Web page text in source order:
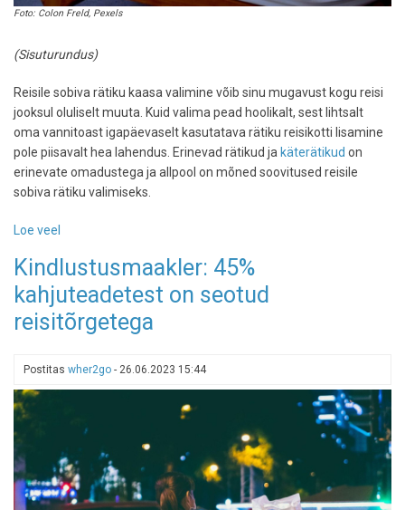
Foto: Colon Freld, Pexels
(Sisuturundus)
Reisile sobiva rätiku kaasa valimine võib sinu mugavust kogu reisi
jooksul oluliselt muuta. Kuid valima pead hoolikalt, sest lihtsalt
oma vannitoast igapäevaselt kasutatava rätiku reisikotti lisamine
pole piisavalt hea lahendus. Erinevad rätikud ja käterätikud on
erinevate omadustega ja allpool on mõned soovitused reisile
sobiva rätiku valimiseks.
Loe veel
valida
reisile
kaasa
õige
Kindlustusmaakler: 45%
kahjuteadetest on seotud
reisitõrgetega
Postitas wher2go - 26.06.2023 15:44